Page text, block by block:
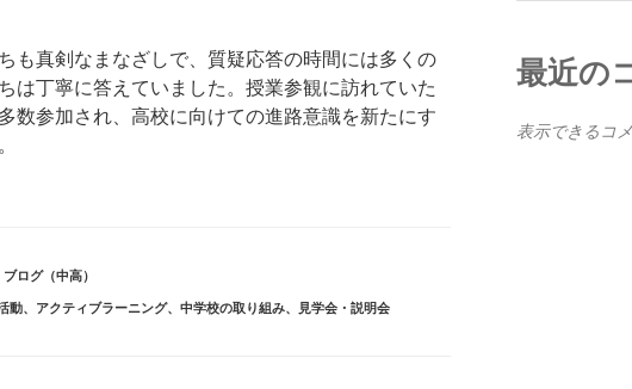
も真剣なまなざしで、質疑応答の時間には多くの
は丁寧に答えていました。授業参観に訪れていた
数参加され、高校に向けての進路意識を新たにす
ブログ（中高）
動、アクティブラーニング、 中学校の取り組み、 見学会・説明会
最近の
表示できるコ